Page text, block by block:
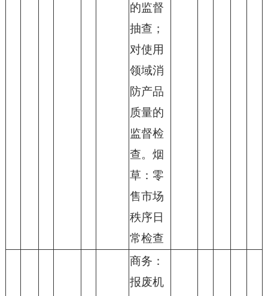
的监督
抽查；
对使用
领域消
防产品
质量的
监督检
查。烟
草：零
售市场
秩序日
常检查
商务：
报废机